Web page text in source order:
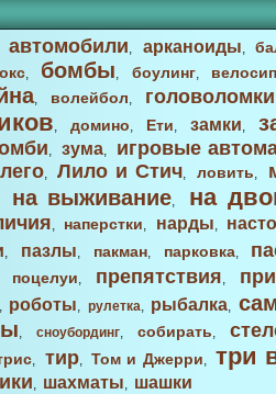
автомобили, арканоиды,
, бомбы, боулинг,
, волейбол, головоломки
, домино, Ети, замки,
, зума,
игровые
лего,Лило и Стич,ловить,
на выживание, на
, наперстки, нарды,
, пазлы, пакман, парковка,
поцелуи, препятствия,
роботы, рулетка, рыбалка,
, сноубординг, собирать,
, тир,Том и Джерри, три
, шахматы, шашки